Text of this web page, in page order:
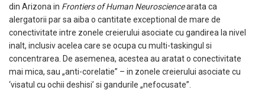
din Arizona in Frontiers of Human Neurosciencearata ca
alergatorii par sa aiba o cantitate exceptional de mare de
conectivitate intre zonele creierului asociate cu gandirea la nivel
inalt, inclusiv acelea care se ocupa cu multi-taskingul si
concentrarea. De asemenea, acestea au aratat o conectivitate
mai mica, sau „anti-corelatie” – in zonele creierului asociate cu
‘visatul cu ochii deshisi’ si gandurile „nefocusate”.